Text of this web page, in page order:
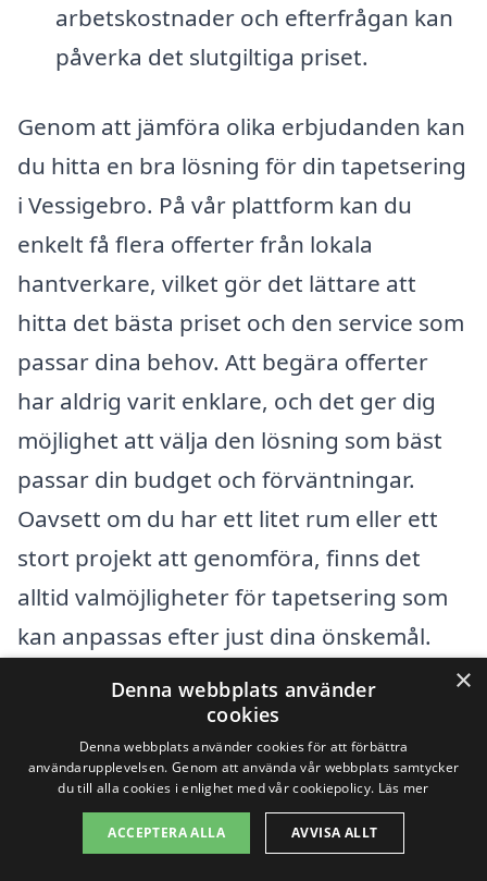
arbetskostnader och efterfrågan kan
påverka det slutgiltiga priset.
Genom att jämföra olika erbjudanden kan
du hitta en bra lösning för din tapetsering
i Vessigebro. På vår plattform kan du
enkelt få flera offerter från lokala
hantverkare, vilket gör det lättare att
hitta det bästa priset och den service som
passar dina behov. Att begära offerter
har aldrig varit enklare, och det ger dig
möjlighet att välja den lösning som bäst
passar din budget och förväntningar.
Oavsett om du har ett litet rum eller ett
stort projekt att genomföra, finns det
alltid valmöjligheter för tapetsering som
kan anpassas efter just dina önskemål.
Få 3 erbjudanden, gratis och utan
förpliktelser
×
Denna webbplats använder
cookies
Denna webbplats använder cookies för att förbättra
användarupplevelsen. Genom att använda vår webbplats samtycker
du till alla cookies i enlighet med vår cookiepolicy. Läs mer
ACCEPTERA ALLA AVVISA ALLT